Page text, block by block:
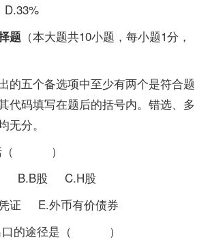
题（本大题共10小题，每小题1分，
五个备选项中至少有两个是符合题
代码填写在题后的括号内。错选、多
无分。
（ ）
B.B股 C.H股
证 E.外币有价债券
口的途径是（ ）